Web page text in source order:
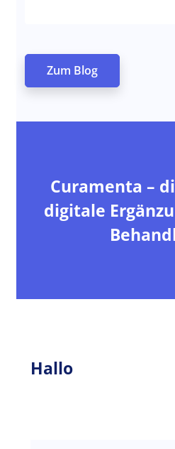
Zum Blog
Curamenta –
digitale
Hallo